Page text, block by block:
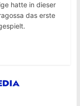
hatte in dieser
das erste